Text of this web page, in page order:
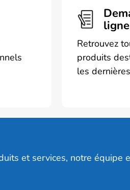
ligne
Retrouvez
produits
les
et services, notre équipe